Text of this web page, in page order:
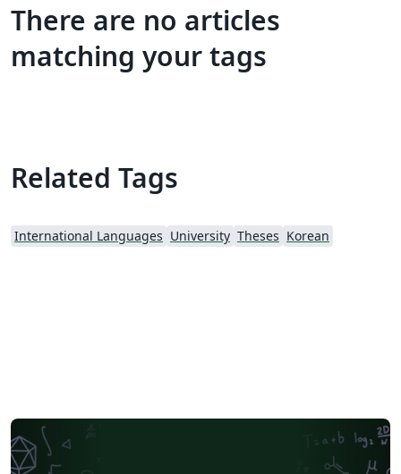
There are no articles
matching your tags
Related Tags
International Languages University Theses Korean